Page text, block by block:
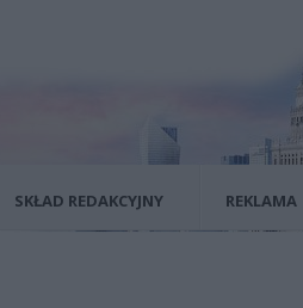
SKŁAD REDAKCYJNY REKLAMA